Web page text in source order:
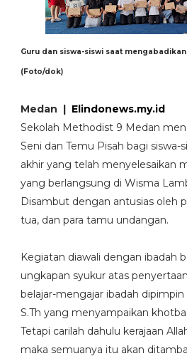
Guru dan siswa-siswi saat
(Foto/dok)
Medan | Elindonews.my.id
Sekolah Methodist 9 Medan
Seni dan Temu Pisah bagi siswa-
akhir yang telah menyelesaikan
yang berlangsung di Wisma
Disambut dengan antusias oleh
tua, dan para tamu undangan.
Kegiatan diawali dengan ibadah
ungkapan syukur atas
belajar-mengajar ibadah dipimpin
S.Th yang menyampaikan
Tetapi carilah dahulu kerajaan
maka semuanya itu akan